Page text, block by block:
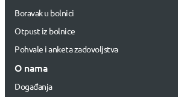
Boravak u bolnici
Otpust iz bolnice
Pohvale i anketa zadovoljstva
O nama
Događanja